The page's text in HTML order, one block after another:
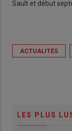
Sault et début
ACTUALITÉS
LES PLUS